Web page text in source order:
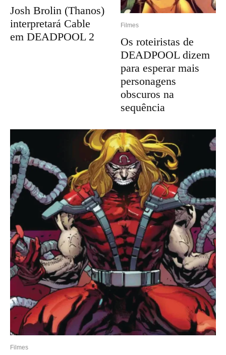
Josh Brolin (Thanos)
interpretará Cable
em DEADPOOL 2
Filmes
Os roteiristas de
DEADPOOL dizem
para esperar mais
personagens
obscuros na
sequência
Filmes